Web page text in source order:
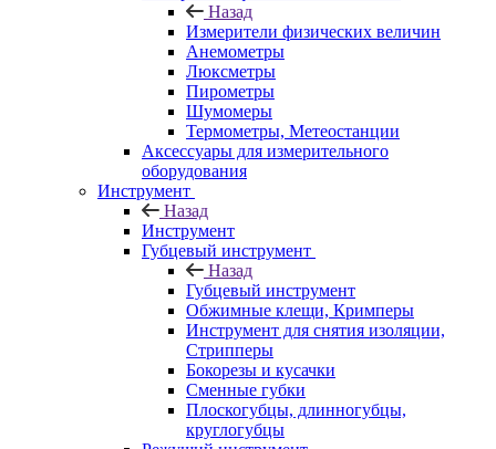
Назад
Измерители физических величин
Анемометры
Люксметры
Пирометры
Шумомеры
Термометры, Метеостанции
Аксессуары для измерительного
оборудования
Инструмент
Назад
Инструмент
Губцевый инструмент
Назад
Губцевый инструмент
Обжимные клещи, Кримперы
Инструмент для снятия изоляции,
Стрипперы
Бокорезы и кусачки
Сменные губки
Плоскогубцы, длинногубцы,
круглогубцы